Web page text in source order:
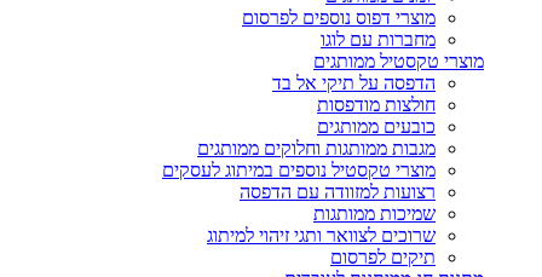
מוצרי דפוס נוספים לפרסום
מחברות עם לוגו
מוצרי טקסטיל ממותגים
הדפסה על תיקי אל בד
חולצות מודפסות
כובעים ממותגים
מגבות ממותגות וחלוקים ממותגים
מוצרי טקסטיל נוספים במיתוג לעסקים
רצועות למזוודה עם הדפסה
שמיכות ממותגות
שרוכים לצוואר ותגי זיהוי למיתוג
תיקים לפרסום